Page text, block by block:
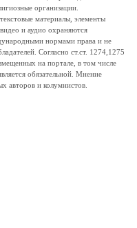
организации.
материалы, элементы
и аудио охраняются
нормами права и не
Согласно ст.ст. 1274,1275
на портале, в том числе
обязательной. Мнение
авторов и колумнистов.